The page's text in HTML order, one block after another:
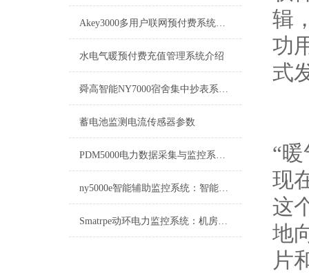
Akey3000多用户联网预付费系统介绍
水电气暖预付费充值管理系统介绍
舜高智能NY7000宿舍集中抄表系统项目案例
蓄电池监测电流传感器参数
PDM5000电力数据采集与监控系统：电力行业的智慧中枢
ny5000e智能辅助监控系统：智能化时代的安全与效率守护者
Smatrpe动环电力监控系统：机房与电力设施的智能守护者
辑
功
式
“
现
这
地
片